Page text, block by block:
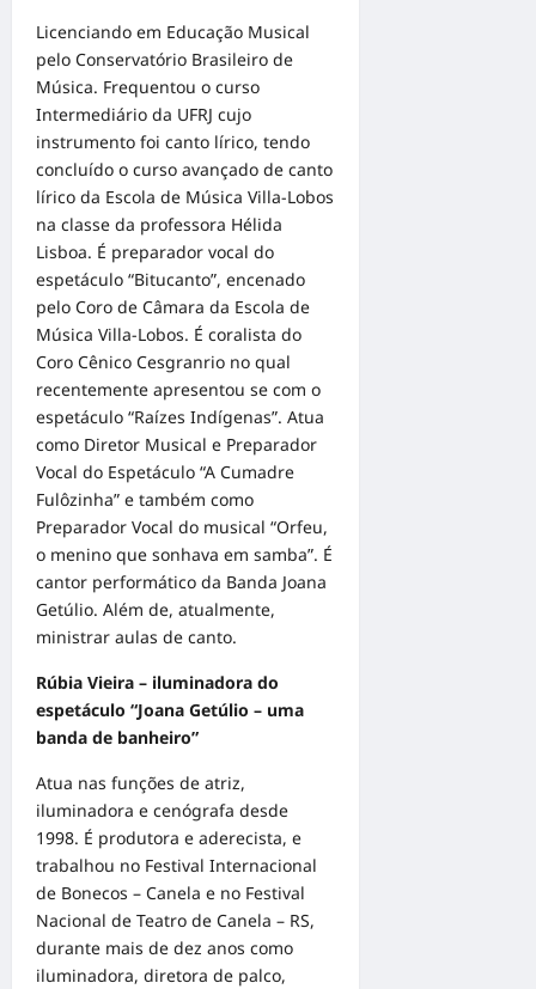
Licenciando em Educação Musical
pelo Conservatório Brasileiro de
Música. Frequentou o curso
Intermediário da UFRJ cujo
instrumento foi canto lírico, tendo
concluído o curso avançado de canto
lírico da Escola de Música Villa-Lobos
na classe da professora Hélida
Lisboa. É preparador vocal do
espetáculo “Bitucanto”, encenado
pelo Coro de Câmara da Escola de
Música Villa-Lobos. É coralista do
Coro Cênico Cesgranrio no qual
recentemente apresentou se com o
espetáculo “Raízes Indígenas”. Atua
como Diretor Musical e Preparador
Vocal do Espetáculo “A Cumadre
Fulôzinha” e também como
Preparador Vocal do musical “Orfeu,
o menino que sonhava em samba”. É
cantor performático da Banda Joana
Getúlio. Além de, atualmente,
ministrar aulas de canto.
Rúbia Vieira – iluminadora do
espetáculo “Joana Getúlio – uma
banda de banheiro”
Atua nas funções de atriz,
iluminadora e cenógrafa desde
1998. É produtora e aderecista, e
trabalhou no Festival Internacional
de Bonecos – Canela e no Festival
Nacional de Teatro de Canela – RS,
durante mais de dez anos como
iluminadora, diretora de palco,